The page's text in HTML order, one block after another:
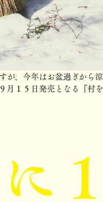
、今年はお盆過ぎから
月１５日発売となる『